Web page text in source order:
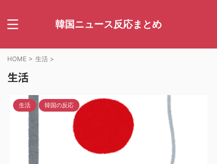
韓国ニュース反応まとめ
HOME > 生活 >
生活
生活 韓国の反応